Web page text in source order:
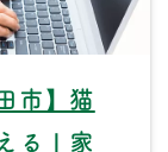
市】猫
る｜家